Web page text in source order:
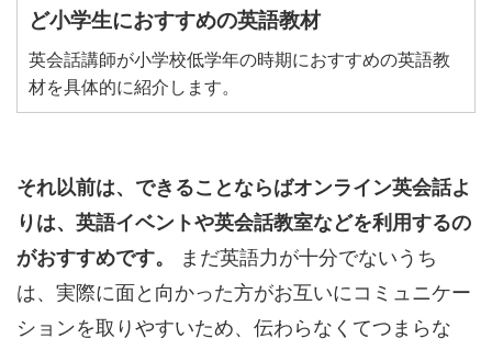
ど小学生におすすめの英語教材
英会話講師が小学校低学年の時期におすすめの英語教
材を具体的に紹介します。
それ以前は、できることならばオンライン英会話よ
りは、英語イベントや英会話教室などを利用するの
がおすすめです。
まだ英語力が十分でないうち
は、実際に面と向かった方がお互いにコミュニケー
ションを取りやすいため、伝わらなくてつまらな